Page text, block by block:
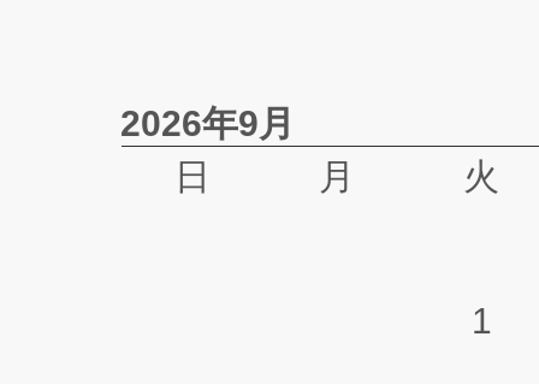
2026年9月
日
月 火
1